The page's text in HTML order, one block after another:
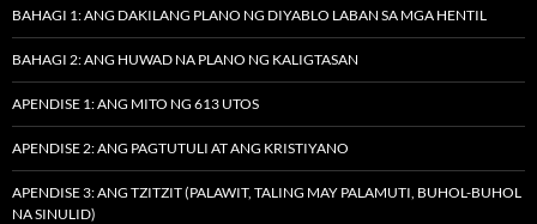
BAHAGI 1: ANG DAKILANG PLANO NG DIYABLO LABAN SA MGA HENTIL
BAHAGI 2: ANG HUWAD NA PLANO NG KALIGTASAN
APENDISE 1: ANG MITO NG 613 UTOS
APENDISE 2: ANG PAGTUTULI AT ANG KRISTIYANO
APENDISE 3: ANG TZITZIT (PALAWIT, TALING MAY PALAMUTI, BUHOL-BUHOL
NA SINULID)